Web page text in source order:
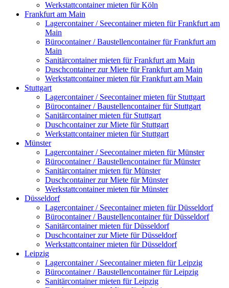
Werkstattcontainer mieten für Köln
Frankfurt am Main
Lagercontainer / Seecontainer mieten für Frankfurt am
Main
Bürocontainer / Baustellencontainer für Frankfurt am
Main
Sanitärcontainer mieten für Frankfurt am Main
Duschcontainer zur Miete für Frankfurt am Main
Werkstattcontainer mieten für Frankfurt am Main
Stuttgart
Lagercontainer / Seecontainer mieten für Stuttgart
Bürocontainer / Baustellencontainer für Stuttgart
Sanitärcontainer mieten für Stuttgart
Duschcontainer zur Miete für Stuttgart
Werkstattcontainer mieten für Stuttgart
Münster
Lagercontainer / Seecontainer mieten für Münster
Bürocontainer / Baustellencontainer für Münster
Sanitärcontainer mieten für Münster
Duschcontainer zur Miete für Münster
Werkstattcontainer mieten für Münster
Düsseldorf
Lagercontainer / Seecontainer mieten für Düsseldorf
Bürocontainer / Baustellencontainer für Düsseldorf
Sanitärcontainer mieten für Düsseldorf
Duschcontainer zur Miete für Düsseldorf
Werkstattcontainer mieten für Düsseldorf
Leipzig
Lagercontainer / Seecontainer mieten für Leipzig
Bürocontainer / Baustellencontainer für Leipzig
Sanitärcontainer mieten für Leipzig